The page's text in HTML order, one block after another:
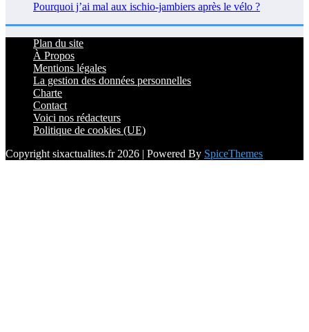
Pourquoi j’ai mal aux ischio-jambiers après le vélo ?
Plan du site
À Propos
Mentions légales
La gestion des données personnelles
Charte
Contact
Voici nos rédacteurs
Politique de cookies (UE)
Copyright sixactualites.fr 2026 | Powered By SpiceThemes